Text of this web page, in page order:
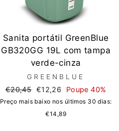
Sanita portátil GreenBlue
GB320GG 19L com tampa
verde-cinza
GREENBLUE
Preço
normal
€20,45 Preço
de
saldo
€12,26 Poupe 40%
Preço mais baixo nos últimos 30 dias:
€14,89